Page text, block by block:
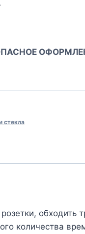
стекла
обходить
количества